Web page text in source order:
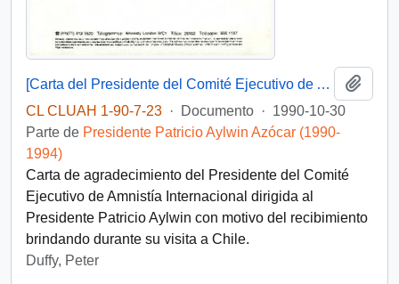
[Carta del Presidente del Comité Ejecutivo de Amnistía Internacional dirigida al Presidente Patricio Aylwin]
CL CLUAH 1-90-7-23 · Documento · 1990-10-30
Parte de Presidente Patricio Aylwin Azócar (1990-
1994)
Carta de agradecimiento del Presidente del Comité
Ejecutivo de Amnistía Internacional dirigida al
Presidente Patricio Aylwin con motivo del recibimiento
brindando durante su visita a Chile.
Duffy, Peter